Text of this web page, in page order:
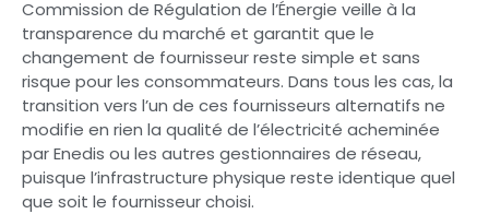
Commission de Régulation de l’Énergie veille à la
transparence du marché et garantit que le
changement de fournisseur reste simple et sans
risque pour les consommateurs. Dans tous les cas, la
transition vers l’un de ces fournisseurs alternatifs ne
modifie en rien la qualité de l’électricité acheminée
par Enedis ou les autres gestionnaires de réseau,
puisque l’infrastructure physique reste identique quel
que soit le fournisseur choisi.